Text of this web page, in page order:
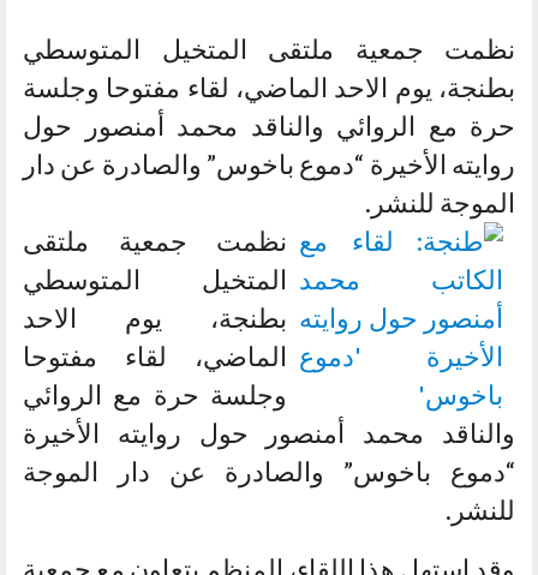
نظمت جمعية ملتقى المتخيل المتوسطي
بطنجة، يوم الاحد الماضي، لقاء مفتوحا وجلسة
حرة مع الروائي والناقد محمد أمنصور حول
روايته الأخيرة “دموع باخوس” والصادرة عن دار
الموجة للنشر.
نظمت جمعية ملتقى
المتخيل المتوسطي
بطنجة، يوم الاحد
الماضي، لقاء مفتوحا
وجلسة حرة مع الروائي
والناقد محمد أمنصور حول روايته الأخيرة
“دموع باخوس” والصادرة عن دار الموجة
للنشر.
وقد استهل هذا اللقاء، المنظم بتعاون مع جمعية